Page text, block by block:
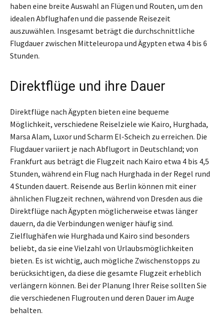
haben eine breite Auswahl an Flügen und Routen, um den
idealen Abflughafen und die passende Reisezeit
auszuwählen. Insgesamt beträgt die durchschnittliche
Flugdauer zwischen Mitteleuropa und Ägypten etwa 4 bis 6
Stunden.
Direktflüge und ihre Dauer
Direktflüge nach Ägypten bieten eine bequeme
Möglichkeit, verschiedene Reiselziele wie Kairo, Hurghada,
Marsa Alam, Luxor und Scharm El-Scheich zu erreichen. Die
Flugdauer variiert je nach Abflugort in Deutschland; von
Frankfurt aus beträgt die Flugzeit nach Kairo etwa 4 bis 4,5
Stunden, während ein Flug nach Hurghada in der Regel rund
4 Stunden dauert. Reisende aus Berlin können mit einer
ähnlichen Flugzeit rechnen, während von Dresden aus die
Direktflüge nach Ägypten möglicherweise etwas länger
dauern, da die Verbindungen weniger häufig sind.
Zielflughäfen wie Hurghada und Kairo sind besonders
beliebt, da sie eine Vielzahl von Urlaubsmöglichkeiten
bieten. Es ist wichtig, auch mögliche Zwischenstopps zu
berücksichtigen, da diese die gesamte Flugzeit erheblich
verlängern können. Bei der Planung Ihrer Reise sollten Sie
die verschiedenen Flugrouten und deren Dauer im Auge
behalten.